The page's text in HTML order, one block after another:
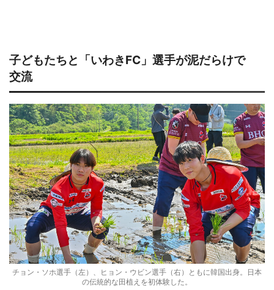
子どもたちと「いわきFC」選手が泥だらけで
交流
チョン・ソホ選手（左）、ヒョン・ウビン選手（右）ともに韓国出身。日本
の伝統的な田植えを初体験した。